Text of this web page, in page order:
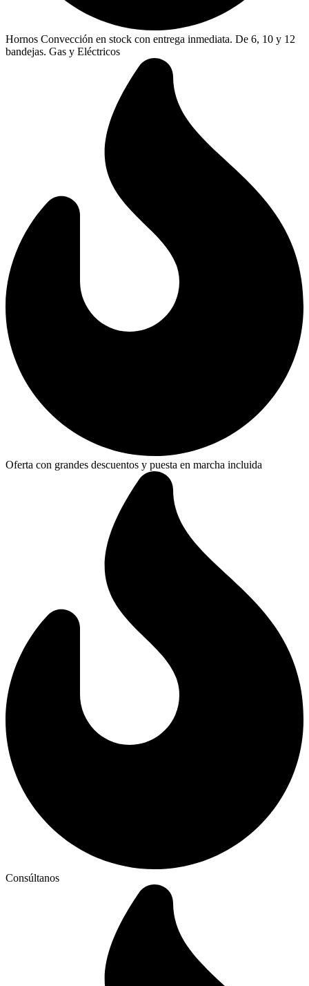
Hornos Convección en stock con entrega inmediata. De 6, 10 y 12
bandejas. Gas y Eléctricos
Oferta con grandes descuentos y puesta en marcha incluida
Consúltanos